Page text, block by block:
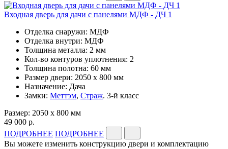
Входная дверь для дачи с панелями МДФ - ДЧ 1
Отделка снаружи: МДФ
Отделка внутри: МДФ
Толщина металла: 2 мм
Кол-во контуров уплотнения: 2
Толщина полотна: 60 мм
Размер двери: 2050 x 800 мм
Назначение: Дача
Замки: Меттэм, Страж. 3-й класс
Размер: 2050 x 800 мм
49 000 р.
ПОДРОБНЕЕ ПОДРОБНЕЕ
Вы можете изменить конструкцию двери и комплектацию